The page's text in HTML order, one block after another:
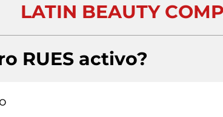
LATIN BEAUTY
RUES activo?